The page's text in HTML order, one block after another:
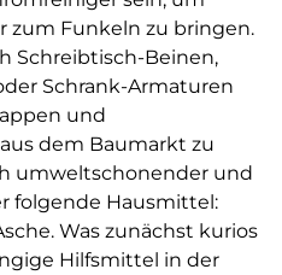
zum Funkeln zu bringen.
Schreibtisch-Beinen,
Schrank-Armaturen
und
dem Baumarkt zu
umweltschonender und
folgende Hausmittel:
Was zunächst kurios
Hilfsmittel in der